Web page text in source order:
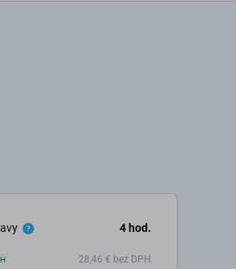
4 hod.
28,46 € bez DPH